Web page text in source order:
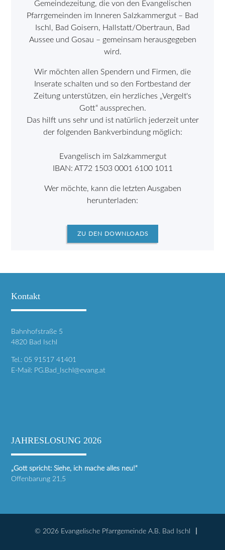
Gemeindezeitung, die von den Evangelischen
Pfarrgemeinden im Inneren Salzkammergut – Bad
Ischl, Bad Goisern, Hallstatt/Obertraun, Bad
Aussee und Gosau – gemeinsam herausgegeben
wird.
Wir möchten allen Spendern und Firmen, die
Inserate schalten und so den Fortbestand der
Zeitung unterstützen, ein herzliches „Vergelt's
Gott“ aussprechen.
Das hilft uns sehr und ist natürlich jederzeit unter
der folgenden Bankverbindung möglich:
Evangelisch im Salzkammergut
IBAN: AT72 1503 0001 6100 1011
Wer möchte, kann die letzten Ausgaben
herunterladen:
ZU DEN DOWNLOADS
Kontakt
Bahnhofstraße 5
4820 Bad Ischl
Tel.:05 91517 41401
E-Mail: PG.Bad_Ischl@evang.at
JAHRESLOSUNG 2026
„Gott spricht: Siehe, ich mache alles neu!“
Offenbarung 21,5
© 2026 Evangelische Pfarrgemeinde A.B. Bad Ischl